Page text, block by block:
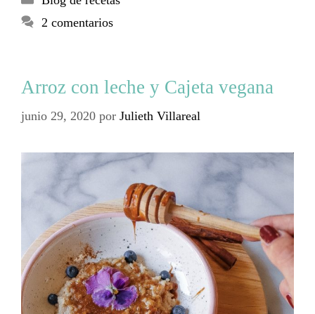
2 comentarios
Arroz con leche y Cajeta vegana
junio 29, 2020 por Julieth Villareal